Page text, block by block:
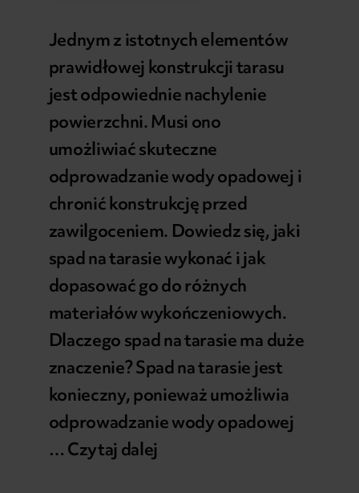
Jednym z istotnych elementów
prawidłowej konstrukcji tarasu
jest odpowiednie nachylenie
powierzchni. Musi ono
umożliwiać skuteczne
odprowadzanie wody opadowej i
chronić konstrukcję przed
zawilgoceniem. Dowiedz się, jaki
spad na tarasie wykonać i jak
dopasować go do różnych
materiałów wykończeniowych.
Dlaczego spad na tarasie ma duże
znaczenie? Spad na tarasie jest
konieczny, ponieważ umożliwia
odprowadzanie wody opadowej
… Czytaj dalej